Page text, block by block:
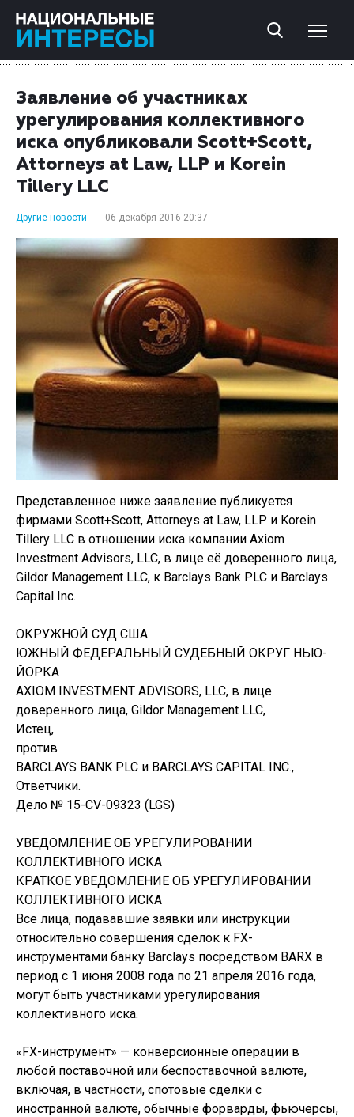
Заявление об участниках
урегулирования коллективного
иска опубликовали Scott+Scott,
Attorneys at Law, LLP и Korein
Tillery LLC
Другие новости 06 декабря 2016 20:37
Представленное ниже заявление публикуется
фирмами Scott+Scott, Attorneys at Law, LLP и Korein
Tillery LLC в отношении иска компании Axiom
Investment Advisors, LLC, в лице её доверенного лица,
Gildor Management LLC, к Barclays Bank PLC и Barclays
Capital Inc.
ОКРУЖНОЙ СУД США
ЮЖНЫЙ ФЕДЕРАЛЬНЫЙ СУДЕБНЫЙ ОКРУГ НЬЮ-
ЙОРКА
AXIOM INVESTMENT ADVISORS, LLC, в лице
доверенного лица, Gildor Management LLC,
Истец,
против
BARCLAYS BANK PLC и BARCLAYS CAPITAL INC.,
Ответчики.
Дело № 15-CV-09323 (LGS)
УВЕДОМЛЕНИЕ ОБ УРЕГУЛИРОВАНИИ
КОЛЛЕКТИВНОГО ИСКА
КРАТКОЕ УВЕДОМЛЕНИЕ ОБ УРЕГУЛИРОВАНИИ
КОЛЛЕКТИВНОГО ИСКА
Все лица, подававшие заявки или инструкции
относительно совершения сделок к FX-
инструментами банку Barclays посредством BARX в
период с 1 июня 2008 года по 21 апреля 2016 года,
могут быть участниками урегулирования
коллективного иска.
«FX-инструмент» — конверсионные операции в
любой поставочной или беспоставочной валюте,
включая, в частности, спотовые сделки с
иностранной валюте, обычные форварды, фьючерсы,